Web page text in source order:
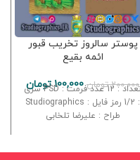
پوستر سالروز تخریب قبور
ائمه بقیع
200,000 تومان 100,000 تومان
تعداد : 12 عدد فرمت : PSD سری
: 1/2 رمز فایل : Studiographics
طراح : علیرضا تلخابی